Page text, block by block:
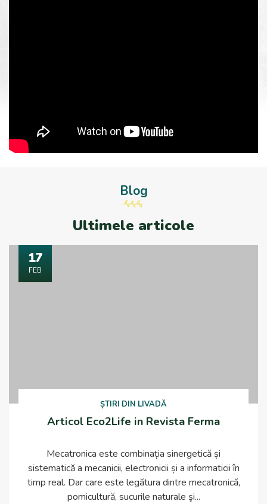
Blog
Ultimele articole
17
FEB
ȘTIRI DIN LIVADĂ
Articol Eco2Life in Revista Ferma
Mecatronica este combinația sinergetică și
sistematică a mecanicii, electronicii și a informaticii în
timp real. Dar care este legătura dintre mecatronică,
pomicultură, sucurile naturale şi...